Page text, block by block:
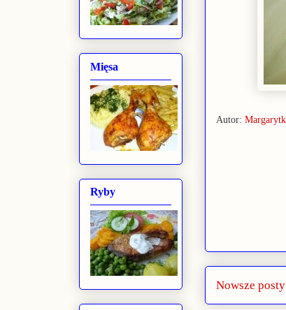
Autor:
Nowsze posty
Mięsa
Ryby